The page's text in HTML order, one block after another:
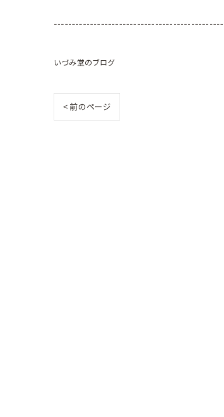
いづみ堂のブログ
< 前のページ